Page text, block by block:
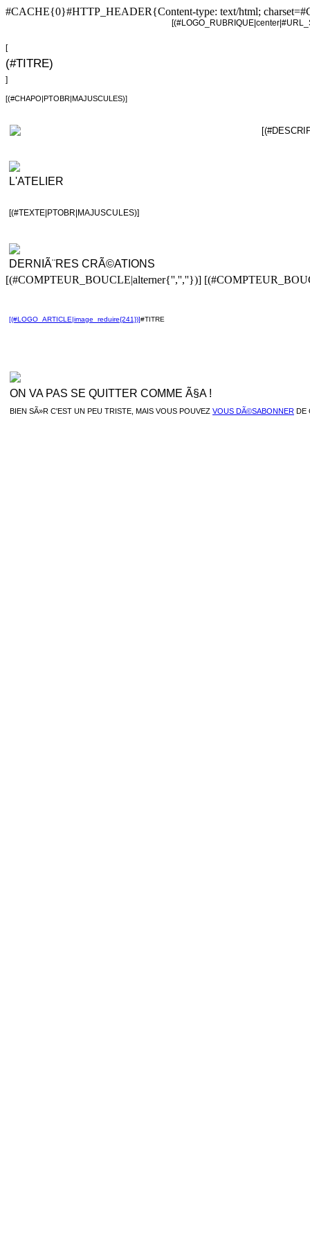
#CACHE{0}#HTTP_HEADER{Content-type: text/html;
[
(#TITRE)
]
[(#CHAPO|PTOBR|MAJUSCULES)]
L'ATELIER
[(#TEXTE|PTOBR|MAJUSCULES)]
DERNIÃ¨RES CRÃ©ATIONS
[(#COMPTEUR_BOUCLE|alterner{'','',''})]
[(#LOGO_ARTICLE|image_reduire{241})]#TITRE
ON VA PAS SE QUITTER COMME Ã§A !
BIEN SÃ»R C'EST UN PEU TRISTE, MAIS VOUS POUVEZ VOUS DÃ©SABONNER DE